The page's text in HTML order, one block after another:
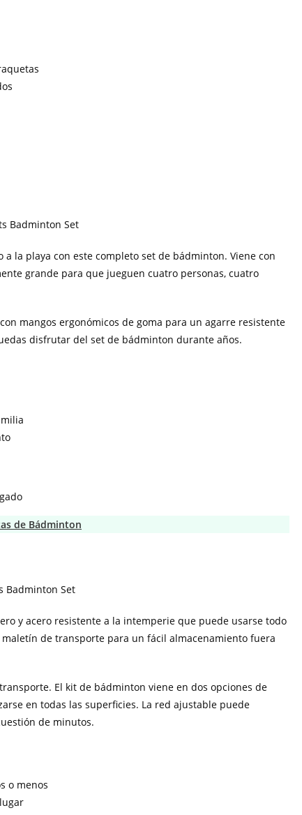
la playa con este completo set de bádminton. Viene con
grande para que jueguen cuatro personas, cuatro
mangos ergonómicos de goma para un agarre resistente
disfrutar del set de bádminton durante años.
de Bádminton
y acero resistente a la intemperie que puede usarse todo
de transporte para un fácil almacenamiento fuera
El kit de bádminton viene en dos opciones de
en todas las superficies. La red ajustable puede
de minutos.
o menos